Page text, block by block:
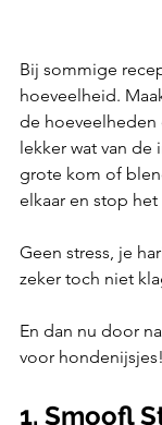
Bij sommige
hoeveelheid.
de
lekker wat van
grote kom of
elkaar en stop
Geen stress, je
zeker toch niet
En dan nu door
voor hondenijsjes!
1. Smoofl